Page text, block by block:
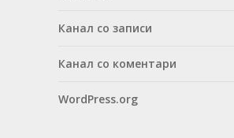
Канал со записи
Канал со коментари
WordPress.org